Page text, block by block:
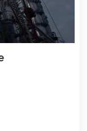
mit Ø 15,8